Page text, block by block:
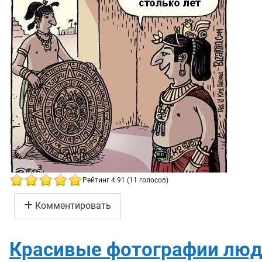
Рейтинг 4.91 (11 голосов)
Конец света
Комментировать
Красивые фотографии